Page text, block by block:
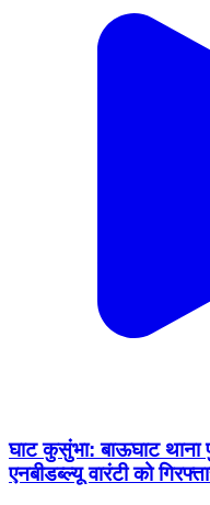
घाट कुसुंभा: बाऊघाट थाना
एनबीडब्ल्यू वारंटी को